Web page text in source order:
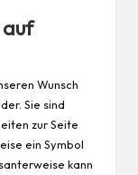
auf
Wunsch
Sie sind
zur Seite
ein Symbol
kann